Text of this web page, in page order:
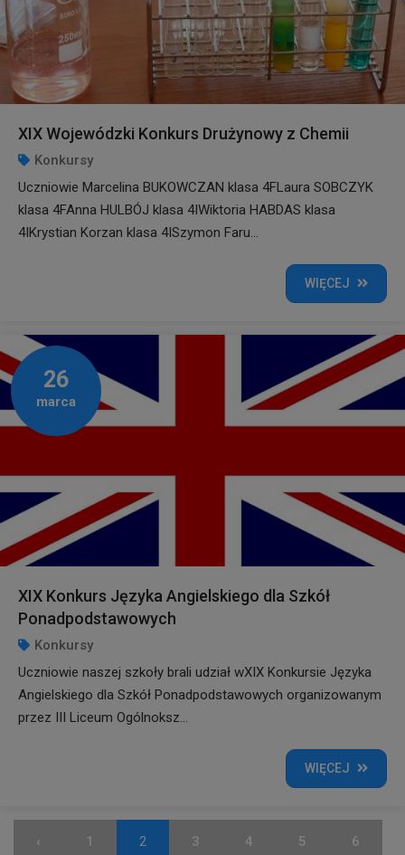
XIX Wojewódzki Konkurs Drużynowy z Chemii
Konkursy
Uczniowie Marcelina BUKOWCZAN klasa 4FLaura SOBCZYK
klasa 4FAnna HULBÓJ klasa 4IWiktoria HABDAS klasa
4IKrystian Korzan klasa 4ISzymon Faru...
WIĘCEJ
26
marca
XIX Konkurs Języka Angielskiego dla Szkół
Ponadpodstawowych
Konkursy
Uczniowie naszej szkoły brali udział wXIX Konkursie Języka
Angielskiego dla Szkół Ponadpodstawowych organizowanym
przez III Liceum Ogólnoksz...
WIĘCEJ
‹ 1 2 3 4 5 6